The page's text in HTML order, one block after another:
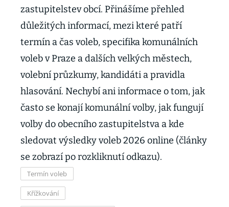
zastupitelstev obcí. Přinášíme přehled
důležitých informací, mezi které patří
termín a čas voleb, specifika komunálních
voleb v Praze a dalších velkých městech,
volební průzkumy, kandidáti a pravidla
hlasování. Nechybí ani informace o tom, jak
často se konají komunální volby, jak fungují
volby do obecního zastupitelstva a kde
sledovat výsledky voleb 2026 online (články
se zobrazí po rozkliknutí odkazu).
Termín voleb
Křížkování